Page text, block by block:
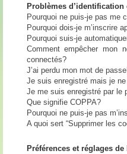
Problèmes
Pourquoi ne puis-je pas me
Pourquoi dois-je m’inscrire
Pourquoi suis-je
Comment empêcher mon
connectés?
J’ai perdu mon mot de
Je suis enregistré mais je
Je me suis enregistré par le
Que signifie COPPA?
Pourquoi ne puis-je pas
A quoi sert “Supprimer les
Préférences et réglages